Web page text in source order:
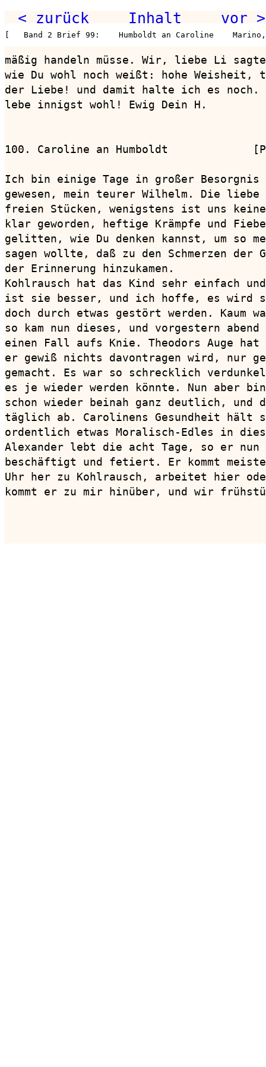
< zurück Inhalt vor >
[   Band 2 Brief 99:    Humboldt an Caroline
mäßig handeln müsse. Wir, liebe Li
wie Du wohl noch weißt: hohe
der Liebe! und damit halte ich es noch.
lebe innigst wohl! Ewig Dein H.
100. Caroline an Humboldt
Ich bin einige Tage in großer Besorgnis
gewesen, mein teurer Wilhelm. Die liebe
freien Stücken, wenigstens ist uns keine
klar geworden, heftige Krämpfe und
gelitten, wie Du denken kannst, um so
sagen wollte, daß zu den Schmerzen der
der Erinnerung hinzukamen.
Kohlrausch hat das Kind sehr einfach
ist sie besser, und ich hoffe, es wird so
doch durch etwas gestört werden. Kaum
so kam nun dieses, und vorgestern
einen Fall aufs Knie. Theodors Auge
er gewiß nichts davontragen wird, nur
gemacht. Es war so schrecklich
es je wieder werden könnte. Nun aber
schon wieder beinah ganz deutlich, und
täglich ab. Carolinens Gesundheit
ordentlich etwas Moralisch-Edles in
Alexander lebt die acht Tage, so er
beschäftigt und fetiert. Er kommt
Uhr her zu Kohlrausch, arbeitet hier
kommt er zu mir hinüber, und wir